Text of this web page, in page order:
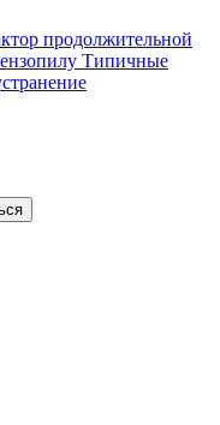
продолжительной
Типичные